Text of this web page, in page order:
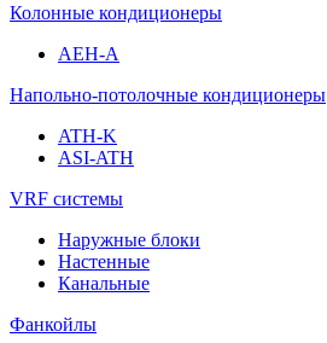
Колонные кондиционеры
AEH-A
Напольно-потолочные кондиционеры
ATH-K
ASI-ATH
VRF системы
Наружные блоки
Настенные
Канальные
Фанкойлы